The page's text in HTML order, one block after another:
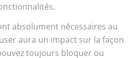
absolument nécessaires au
aura un impact sur la façon
toujours bloquer ou